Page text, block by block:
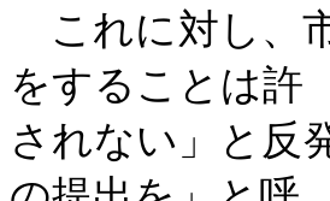
これに対し、
をすることは許
されない」と反